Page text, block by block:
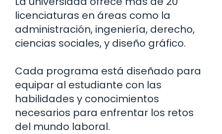
licenciaturas en áreas como la
administración, ingeniería, derecho,
ciencias sociales, y diseño gráfico.
Cada programa está diseñado para
equipar al estudiante con las
habilidades y conocimientos
necesarios para enfrentar los retos
del mundo laboral.